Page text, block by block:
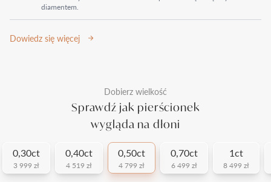
diamentem.
Dowiedz się więcej
Dobierz wielkość
Sprawdź jak pierścionek
wygląda na dłoni
0,30ct
3 999 zł
0,40ct
4 519 zł
0,50ct
4 799 zł
0,70ct
6 499 zł
1ct
8 499 zł